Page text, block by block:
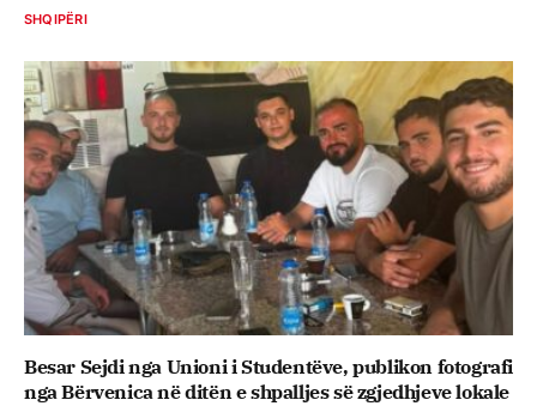
SHQIPËRI
Besar Sejdi nga Unioni i Studentëve, publikon fotografi
nga Bërvenica në ditën e shpalljes së zgjedhjeve lokale